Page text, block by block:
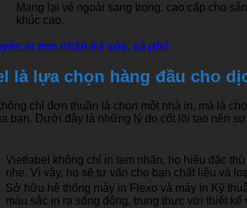
Mang lại vẻ ngoài sang trọng, cao cấp cho
khúc cao.
in tem nhãn trà sữa, cà phê
là lựa chọn hàng đầu cho
chỉ đơn thuần là chọn một nhà in, mà là
bạn. Dưới đây là những lý do cốt lõi tạo nên
Vietlabel không chỉ in tem nhãn, họ hiểu đặc
nhẹ. Vì vậy, họ sẽ tư vấn cho bạn chất liệu và
Sở hữu hệ thống máy in Flexo và máy in Kỹ
màu sắc in ra sống động, trung thực với thiết